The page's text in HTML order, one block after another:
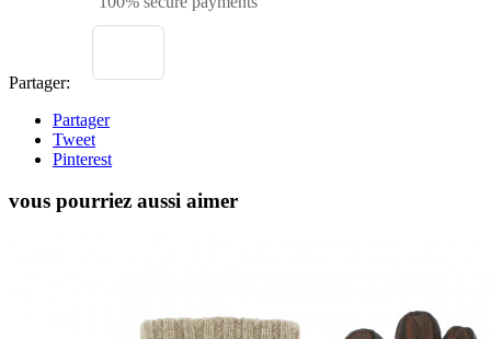
Partager:
Partager
Tweet
Pinterest
vous pourriez aussi aimer